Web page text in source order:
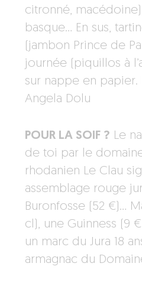
citronné,
basque… En sus,
(jambon Prince de
journée (piquillos à
sur nappe en papier.
Angela Dolu
POUR LA SOIF ? Le
de toi par le
rhodanien Le Clau
assemblage rouge
Buronfosse (52 €)…
cl), une Guinness (9
un marc du Jura 18
armagnac du